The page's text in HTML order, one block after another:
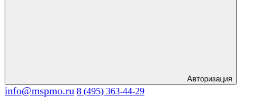
Авторизация
info@mspmo.ru 8 (495) 363-44-29